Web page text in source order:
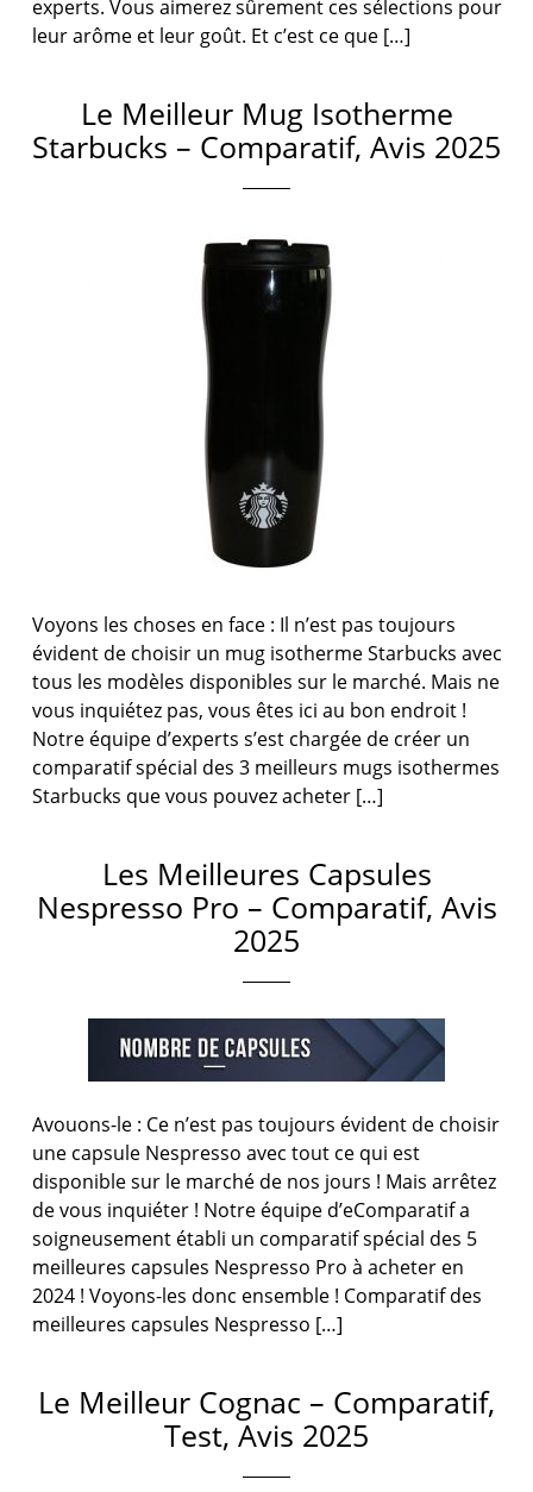
experts. Vous aimerez sûrement ces sélections pour
leur arôme et leur goût. Et c’est ce que […]
Le Meilleur Mug Isotherme
Starbucks – Comparatif, Avis 2025
Voyons les choses en face : Il n’est pas toujours
évident de choisir un mug isotherme Starbucks avec
tous les modèles disponibles sur le marché. Mais ne
vous inquiétez pas, vous êtes ici au bon endroit !
Notre équipe d’experts s’est chargée de créer un
comparatif spécial des 3 meilleurs mugs isothermes
Starbucks que vous pouvez acheter […]
Les Meilleures Capsules
Nespresso Pro – Comparatif, Avis
2025
Avouons-le : Ce n’est pas toujours évident de choisir
une capsule Nespresso avec tout ce qui est
disponible sur le marché de nos jours ! Mais arrêtez
de vous inquiéter ! Notre équipe d’eComparatif a
soigneusement établi un comparatif spécial des 5
meilleures capsules Nespresso Pro à acheter en
2024 ! Voyons-les donc ensemble ! Comparatif des
meilleures capsules Nespresso […]
Le Meilleur Cognac – Comparatif,
Test, Avis 2025